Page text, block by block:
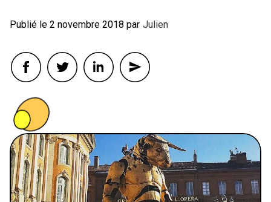
ART
JEUX-VIDÉO
VINTAGE
FOOD
BONS PLANS
2 novembre 2018 By Julien